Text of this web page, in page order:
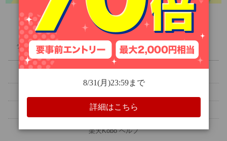
人文・思想
旅行・アウトドア
ライブラリ ランキング クーポン 無料 セール
楽天Kobo ヘルプ